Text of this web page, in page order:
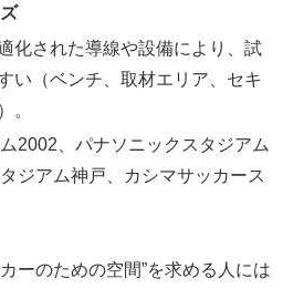
化された導線や設備により、試
い（ベンチ、取材エリア、セキ
。
2002、パナソニックスタジアム
ジアム神戸、カシマサッカース
ーのための空間”を求める人には